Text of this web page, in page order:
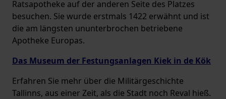
Ratsapotheke auf der anderen Seite des Platzes
besuchen. Sie wurde erstmals 1422 erwähnt und ist
die am längsten ununterbrochen betriebene
Apotheke Europas.
Das Museum der Festungsanlagen Kiek in de Kök
Erfahren Sie mehr über die Militärgeschichte
Tallinns, aus einer Zeit, als die Stadt noch Reval hieß.